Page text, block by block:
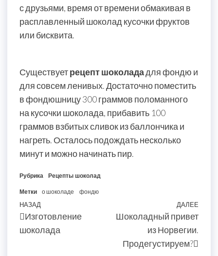
с друзьями, время от времени обмакивая в
расплавленный шоколад кусочки фруктов
или бисквита.
Существуетрецепт шоколададля фондю и
для совсем ленивых. Достаточно поместить
в фондюшницу 300 граммов поломанного
на кусочки шоколада, прибавить 100
граммов взбитых сливок из баллончика и
нагреть. Осталось подождать несколько
минут и можно начинать пир.
Рубрика Рецепты шоколад
Метки о шоколаде фондю
Навигация
по
записям
Предыдущая
запись
НАЗАД
Изготовление
шоколада
ДАЛЕЕ
Шоколадный привет
из Норвегии.
Продегустируем?